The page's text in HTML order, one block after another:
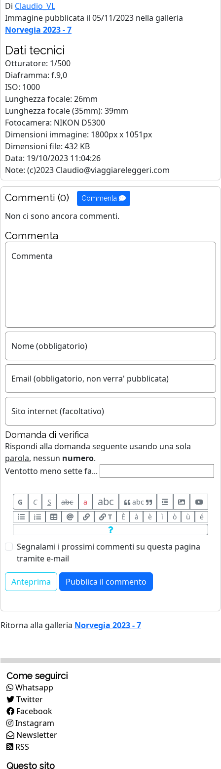
Di Claudio_VL
Immagine pubblicata il 05/11/2023 nella galleria
Norvegia 2023 - 7
Dati tecnici
Otturatore: 1/500
Diaframma: f.9,0
ISO: 1000
Lunghezza focale: 26mm
Lunghezza focale (35mm): 39mm
Fotocamera: NIKON D5300
Dimensioni immagine: 1800px x 1051px
Dimensioni file: 432 KB
Data: 19/10/2023 11:04:26
Note: (c)2023 Claudio@viaggiareleggeri.com
Commenti (0) Commenta
Non ci sono ancora commenti.
Commenta
Commenta
Nome (obbligatorio)
Email (obbligatorio, non verra' pubblicata)
Sito internet (facoltativo)
Domanda di verifica
Rispondi alla domanda seguente usando una sola
parola, nessun numero.
Ventotto meno sette fa...
G C S abc a abc
abc
T
È à è ì ò ù é
Segnalami i prossimi commenti su questa pagina
tramite e-mail
Ritorna alla galleria Norvegia 2023 - 7
Come seguirci
Whatsapp
Twitter
Facebook
Instagram
Newsletter
RSS
Questo sito